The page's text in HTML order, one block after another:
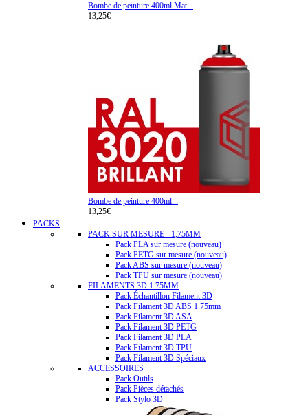
Bombe de peinture 400ml Mat...
13,25€
Bombe de peinture 400ml...
13,25€
PACKS
PACK SUR MESURE - 1,75MM
Pack PLA sur mesure (nouveau)
Pack PETG sur mesure (nouveau)
Pack ABS sur mesure (nouveau)
Pack TPU sur mesure (nouveau)
FILAMENTS 3D 1.75MM
Pack Échantillon Filament 3D
Pack Filament 3D ABS 1.75mm
Pack Filament 3D ASA
Pack Filament 3D PETG
Pack Filament 3D PLA
Pack Filament 3D TPU
Pack Filament 3D Spéciaux
ACCESSOIRES
Pack Outils
Pack Pièces détachés
Pack Stylo 3D